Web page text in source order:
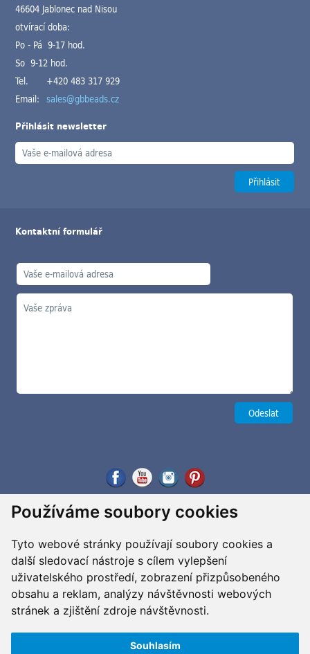
Používáme soubory cookies
Tyto webové stránky používají soubory cookies a
další sledovací nástroje s cílem vylepšení
uživatelského prostředí, zobrazení přizpůsobeného
obsahu a reklam, analýzy návštěvnosti webových
stránek a zjištění zdroje návštěvnosti.
Souhlasím
46604 Jablonec nad Nisou
otvírací doba:
Po - Pá 9-17 hod.
So 9-12 hod.
Tel.
+420 483 317 929
Email: sales@gbbeads.cz
Přihlásit newsletter
Kontaktní formulář